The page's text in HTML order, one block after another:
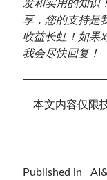
发和实用的知识
享，您的支持是
收益长虹！如果
我会尽快回复！
本文内容仅限
Published in